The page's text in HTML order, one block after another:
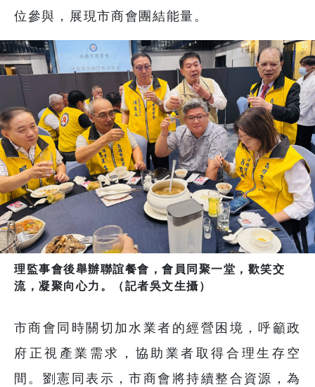
位參與，展現市商會團結能量。
理監事會後舉辦聯誼餐會，會員同聚一堂，歡笑交
流，凝聚向心力。（記者吳文生攝）
市商會同時關切加水業者的經營困境，呼籲政
府正視產業需求，協助業者取得合理生存空
間。劉憲同表示，市商會將持續整合資源，為